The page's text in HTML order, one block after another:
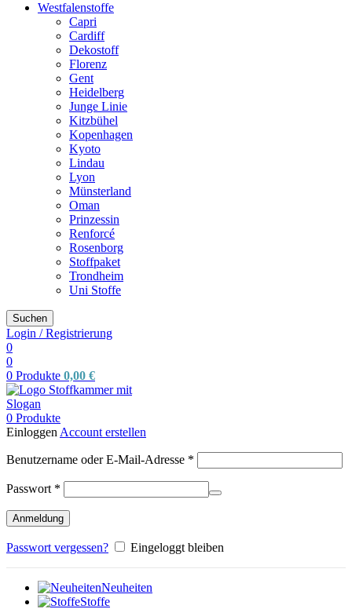
Westfalenstoffe
Capri
Cardiff
Dekostoff
Florenz
Gent
Heidelberg
Junge Linie
Kitzbühel
Kopenhagen
Kyoto
Lindau
Lyon
Münsterland
Oman
Prinzessin
Renforcé
Rosenborg
Stoffpaket
Trondheim
Uni Stoffe
Suchen
Login / Registrierung
0
0
0 Produkte 0,00 €
0 Produkte
Einloggen Account erstellen
Benutzername oder E-Mail-Adresse *
Passwort *
Anmeldung
Passwort vergessen? Eingeloggt bleiben
Neuheiten
Stoffe